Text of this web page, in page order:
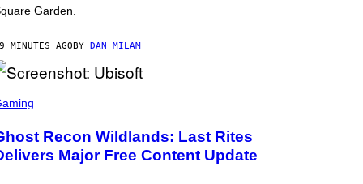
Garden.
MINUTES AGO BY DAN MILAM
Recon Wildlands: Last Rites
Major Free Content Update